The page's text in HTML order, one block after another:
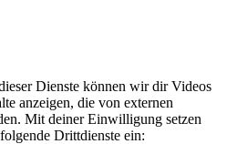
Dienste können wir dir Videos
anzeigen, die von externen
Mit deiner Einwilligung setzen
Drittdienste ein: